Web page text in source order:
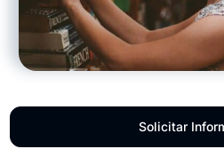
Solicitar